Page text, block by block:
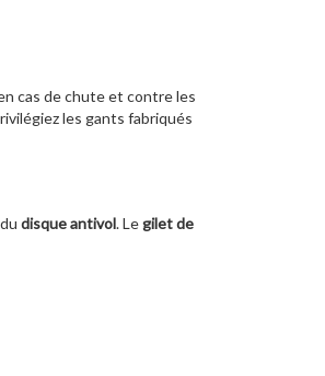
cas de chute et contre les
les gants fabriqués
disque antivol. Legilet de